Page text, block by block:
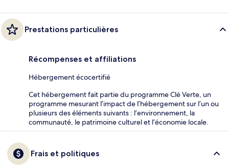
Prestations particulières
Récompenses et affiliations
Hébergement écocertifié
Cet hébergement fait partie du programme Clé Verte, un
programme mesurant l’impact de l’hébergement sur l’un ou
plusieurs des éléments suivants : l’environnement, la
communauté, le patrimoine culturel et l’économie locale.
Frais et politiques